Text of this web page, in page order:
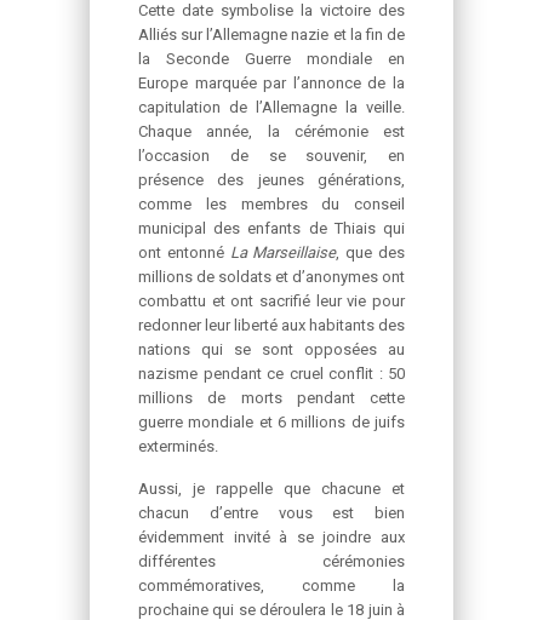
Cette date symbolise la victoire des
Alliés sur l’Allemagne nazie et la fin de
la Seconde Guerre mondiale en
Europe marquée par l’annonce de la
capitulation de l’Allemagne la veille.
Chaque année, la cérémonie est
l’occasion de se souvenir, en
présence des jeunes générations,
comme les membres du conseil
municipal des enfants de Thiais qui
ont entonné La Marseillaise, que des
millions de soldats et d’anonymes ont
combattu et ont sacrifié leur vie pour
redonner leur liberté aux habitants des
nations qui se sont opposées au
nazisme pendant ce cruel conflit : 50
millions de morts pendant cette
guerre mondiale et 6 millions de juifs
exterminés.
Aussi, je rappelle que chacune et
chacun d’entre vous est bien
évidemment invité à se joindre aux
différentes cérémonies
commémoratives, comme la
prochaine qui se déroulera le 18 juin à